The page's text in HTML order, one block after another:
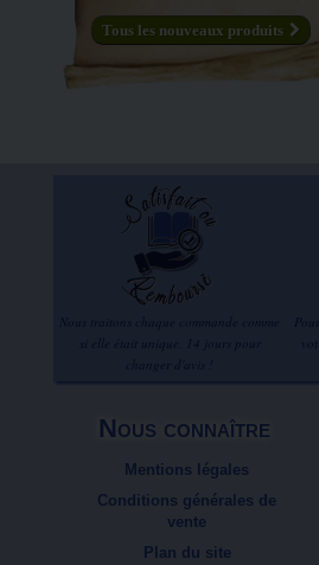
Tous les nouveaux produits
Nous connaître
Mentions légales
Conditions générales de
vente
Plan du site